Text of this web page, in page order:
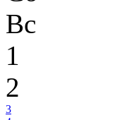
Вс
1
2
3